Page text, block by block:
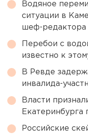
Водяное
ситуации в
шеф-
Перебои с
известно к
В Ревде
инвалида-
Власти
Екатеринбурга
Российские